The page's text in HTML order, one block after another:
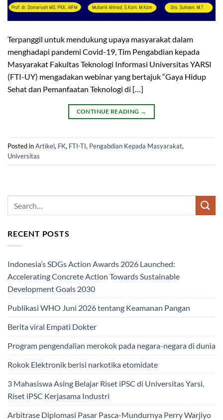
Terpanggil untuk mendukung upaya masyarakat dalam
menghadapi pandemi Covid-19, Tim Pengabdian kepada
Masyarakat Fakultas Teknologi Informasi Universitas YARSI
(FTI-UY) mengadakan webinar yang bertajuk “Gaya Hidup
Sehat dan Pemanfaatan Teknologi di […]
CONTINUE READING →
Posted inArtikel, FK, FTI-TI, Pengabdian Kepada Masyarakat,
Universitas
RECENT POSTS
Indonesia’s SDGs Action Awards 2026 Launched:
Accelerating Concrete Action Towards Sustainable
Development Goals 2030
Publikasi WHO Juni 2026 tentang Keamanan Pangan
Berita viral Empati Dokter
Program pengendalian merokok pada negara-negara di dunia
Rokok Elektronik berisi narkotika etomidate
3 Mahasiswa Asing Belajar Riset iPSC di Universitas Yarsi,
Riset iPSC Kerjasama Industri
Arbitrase Diplomasi Pasar Pasca-Mundurnya Perry Warjiyo